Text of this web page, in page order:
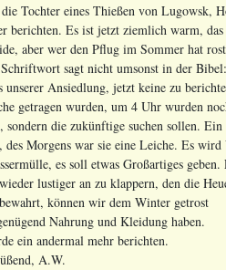
Tochter eines Thießen von Lugowsk,
berichten. Es ist jetzt ziemlich warm,
aber wer den Pflug im Sommer hat
sagt nicht umsonst in der
unserer Ansiedlung, jetzt keine zu
getragen wurden, um 4 Uhr wurden
sondern die zukünftige suchen sollen.
Morgens war sie eine Leiche. Es
es soll etwas Großartiges
lustiger an zu klappern, den die
können wir dem Winter getrost
Nahrung und Kleidung haben.
ein andermal mehr berichten.
A.W.